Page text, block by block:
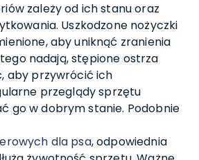
zależy od ich stanu oraz
Uszkodzone nożyczki
aby uniknąć zranienia
nadają, stępione ostrza
aby przywrócić ich
przeglądy sprzętu
go w dobrym stanie. Podobnie
dla psa, odpowiednia